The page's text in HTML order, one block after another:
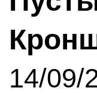
14/09/